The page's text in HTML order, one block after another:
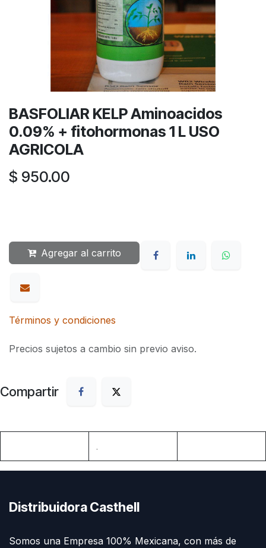
BASFOLIAR KELP Aminoacidos
0.09% + fitohormonas 1 L USO
AGRICOLA
$ 950.00
Agregar al carrito
Términos y condiciones
Precios sujetos a cambio sin previo aviso.
Compartir
.
Distribuidora Casthell
Somos una Empresa 100% Mexicana, con más de